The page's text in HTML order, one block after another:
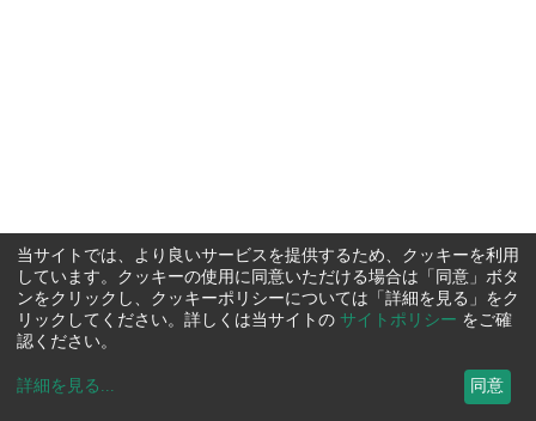
当サイトでは、より良いサービスを提供するため、クッキーを利用
しています。クッキーの使用に同意いただける場合は「同意」ボタ
ンをクリックし、クッキーポリシーについては「詳細を見る」をク
リックしてください。詳しくは当サイトの サイトポリシー をご確
認ください。
詳細を見る ... 同意